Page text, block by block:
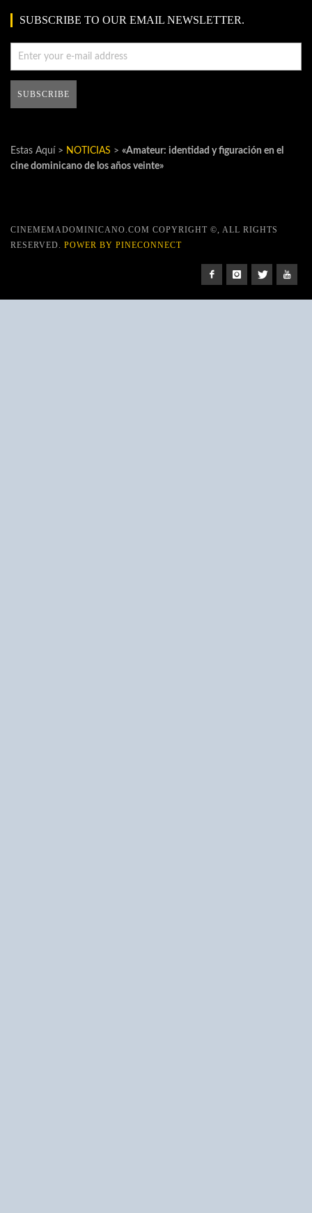
SUBSCRIBE TO OUR EMAIL NEWSLETTER.
Estas Aquí > NOTICIAS > «Amateur: identidad y figuración en el
cine dominicano de los años veinte»
CINEMEMADOMINICANO.COM COPYRIGHT ©, ALL RIGHTS
RESERVED. POWER BY PINECONNECT